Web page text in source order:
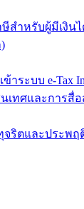
ำหรับผู้มีเงินไ
ระบบ e-Tax
เทศและการสื่
จริตและประพ